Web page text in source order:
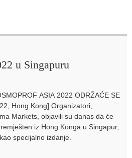
u Singapuru
ASIA 2022 ODRŽAĆE SE
Hong Kong] Organizatori,
Markets, objavili su danas da će
iz Hong Konga u Singapur,
specijalno izdanje.